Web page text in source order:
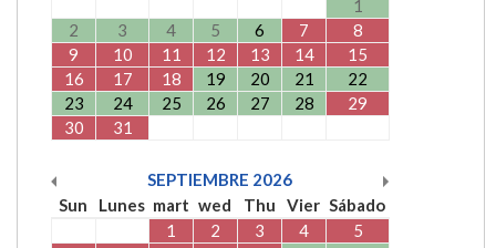
1
2
3 4 5 6 7
8
9
10 11 12 13 14
15
16
17 18 19 20 21
22
23
24 25 26 27 28
29
30
31
SEPTIEMBRE 2026
Sun
Lunes mart wed Thu Vier Sábado
1
2 3 4
5